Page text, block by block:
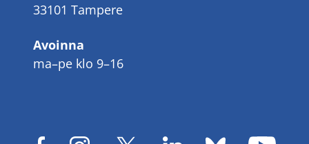
33101 Tampere
Avoinna
ma–pe klo 9–16